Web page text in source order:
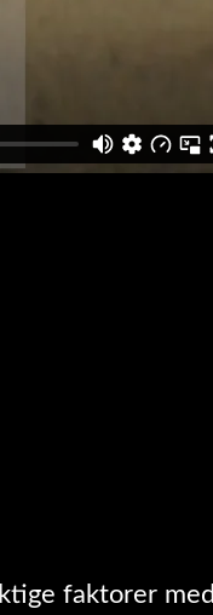
faktorer med